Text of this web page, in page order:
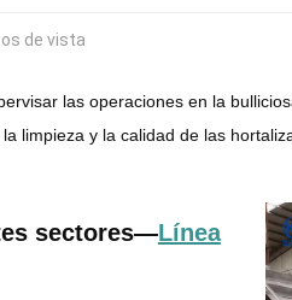
de vista
las operaciones en la
limpieza y la calidad de las
sectores—Línea